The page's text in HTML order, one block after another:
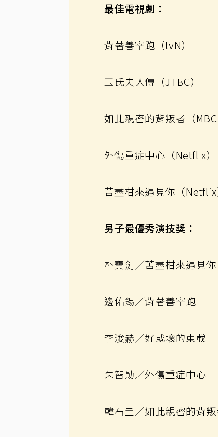
最佳電視劇：
背著善宰跑（tvN）
玉氏夫人傳（JTBC）
如此親密的背叛者（
外傷重症中心（Netflix）
苦盡柑來遇見你（
男子最優秀演技獎：
朴寶劍／苦盡柑來遇見你
邊佑錫／背著善宰跑
李浚赫／好或壞的東載
朱智勛／外傷重症中心
韓石圭／如此親密的背